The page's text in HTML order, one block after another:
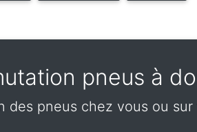
pneus à
des pneus chez vous ou